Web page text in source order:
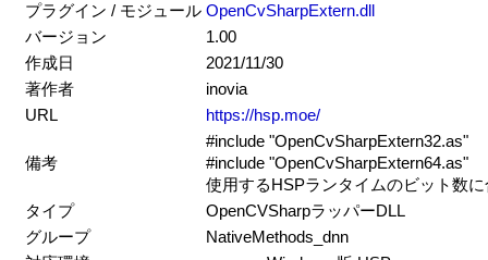
プラグイン / モジュール OpenCvSharpExtern.dll
バージョン
1.00
作成日
2021/11/30
著作者
inovia
URL
https://hsp.moe/
備考
#include "OpenCvSharpExtern32.as"
#include "OpenCvSharpExtern64.as"
使用するHSPランタイムのビット数
タイプ
OpenCVSharpラッパーDLL
グループ
NativeMethods_dnn